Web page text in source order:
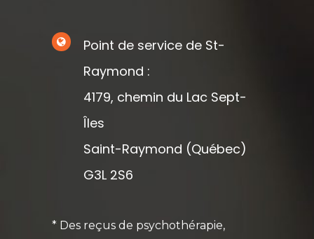
Point de service de St-
Raymond :
4179, chemin du Lac Sept-
Îles
Saint-Raymond (Québec)
G3L 2S6
* Des reçus de psychothérapie,